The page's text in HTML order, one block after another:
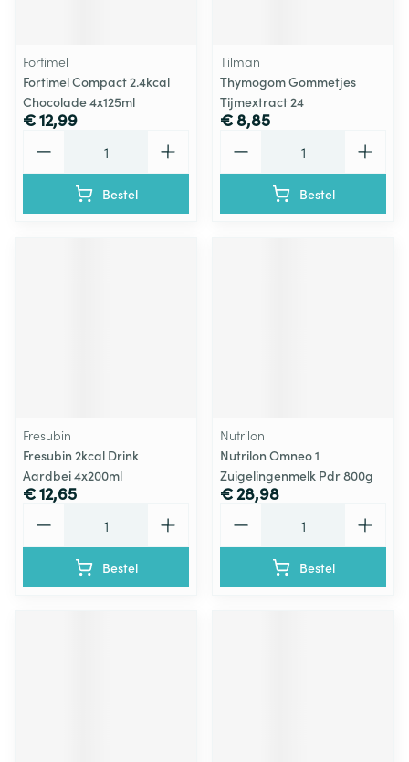
Fortimel
Fortimel Compact 2.4kcal
Chocolade 4x125ml
€ 12,99
Bestel
Tilman
Thymogom Gommetjes
Tijmextract 24
€ 8,85
Bestel
Fresubin
Fresubin 2kcal Drink
Aardbei 4x200ml
€ 12,65
Bestel
Nutrilon
Nutrilon Omneo 1
Zuigelingenmelk Pdr 800g
€ 28,98
Bestel